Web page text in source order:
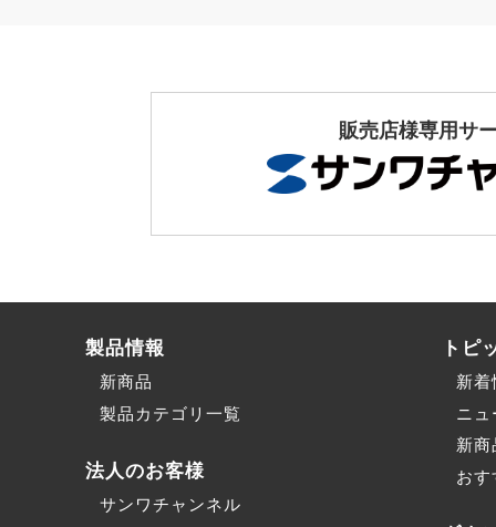
販売店様専用サ
製品情報
新商品
製品カテゴリ一覧
法人のお客様
サンワチャンネル
トピ
新
ニ
新商
お